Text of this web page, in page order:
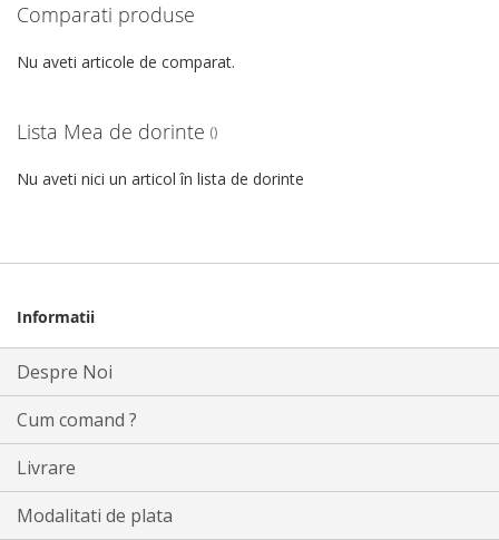
DORINTE
Comparati produse
Nu aveti articole de comparat.
Lista Mea de dorinte
Nu aveti nici un articol în lista de dorinte
Informatii
Despre Noi
Cum comand ?
Livrare
Modalitati de plata